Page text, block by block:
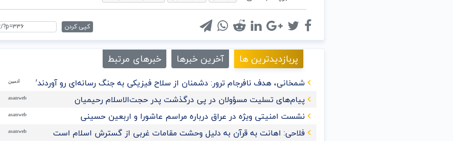
کپی کردن
پربازدیدترین ها آخرین خبرها خبرهای مرتبط
ادمین شمخانی، هدف نافرجام ترور: دشمنان از سلاح فیزیکی به جنگ رسانه‌ای رو آوردند/
asanweb پیام‌های تسلیت مسؤولان در پی درگذشت پدر حجت‌الاسلام رحیمیان
asanweb نشست امنیتی ویژه در عراق درباره مراسم عاشورا و اربعین حسینی
asanweb فلاحی: اهانت به قرآن‌ به دلیل وحشت مقامات غربی از گسترش اسلام است